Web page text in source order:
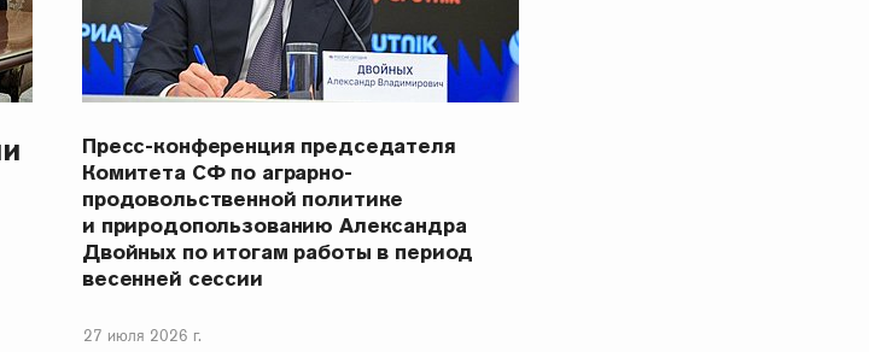
Пресс-конференция председателя
Комитета СФ по аграрно-
продовольственной политике
и природопользованию Александра
Двойных по итогам работы в период
весенней сессии
27 июля 2026 г.